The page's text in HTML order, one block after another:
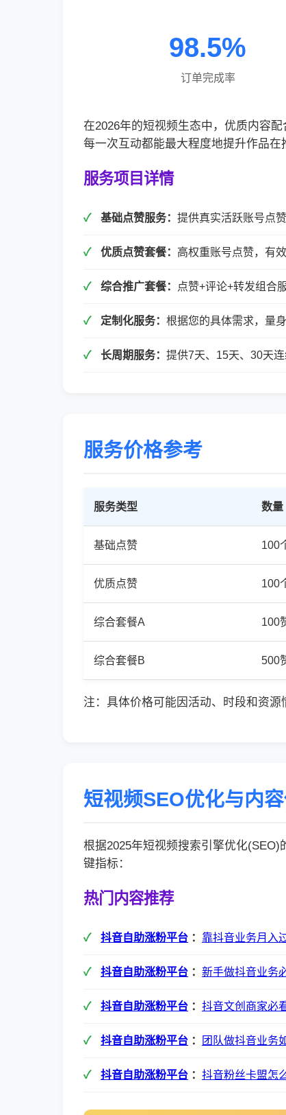
98.5%
订单完成率
在2026年的短视频生态中，优质内容
每一次互动都能最大程度地提升作品在
服务项目详情
基础点赞服务： 提供真实活跃账号点
优质点赞套餐： 高权重账号点赞，有
综合推广套餐： 点赞+评论+转发组合
定制化服务： 根据您的具体需求，量
长周期服务： 提供7天、15天、30天
服务价格参考
服务类型 数量
基础点赞 100
优质点赞 100
综合套餐A 100
综合套餐B 500
注：具体价格可能因活动、时段和资源
短视频SEO优化与内
根据2025年短视频搜索引擎优化
键指标：
热门内容推荐
抖音自助涨粉平台 ： 靠抖音业务月入
抖音自助涨粉平台 ： 新手做抖音业务
抖音自助涨粉平台 ： 抖音文创商家必
抖音自助涨粉平台 ： 团队做抖音业务
抖音自助涨粉平台 ： 抖音粉丝卡盟怎